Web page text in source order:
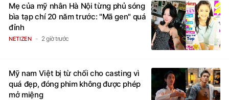
Mẹ của mỹ nhân Hà Nội từng phủ sóng
bìa tạp chí 20 năm trước: "Mã gen" quá
đỉnh
NETIZEN 2 giờ trước
Mỹ nam Việt bị từ chối cho casting vì
quá đẹp, đóng phim không được phép
mở miệng